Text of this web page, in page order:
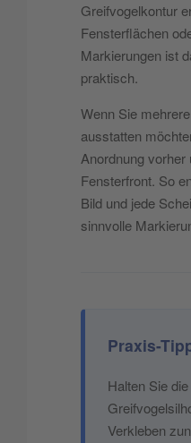
Greifvogelkontur
Fensterflächen
Markierungen ist
praktisch.
Wenn Sie
ausstatten
Anordnung
Fensterfront. So
Bild und jede
sinnvolle
Praxis-
Halten Sie
Verkleben